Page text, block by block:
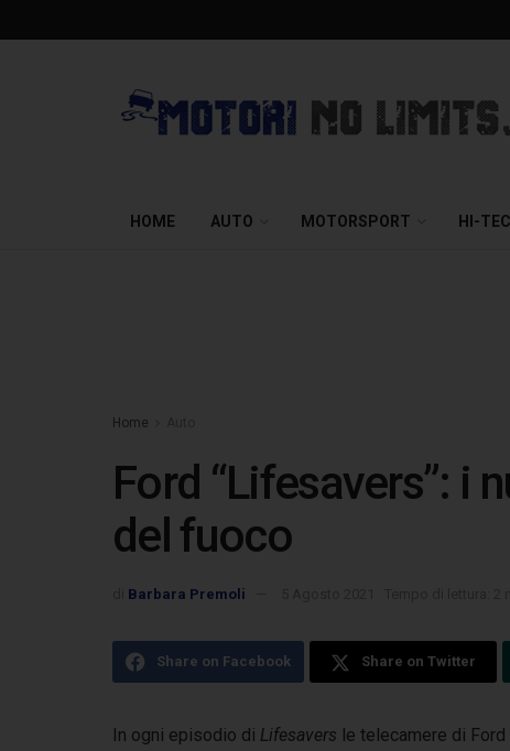
HOME AUTO MOTORSPORT HI-
Home
Ford “Lifesavers”: i
del fuoco
Barbara Premoli
Share on Facebook Share on Twitter
In ogni episodio di Lifesavers le telecamere di